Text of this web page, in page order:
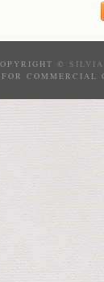
©
COMMERCIAL